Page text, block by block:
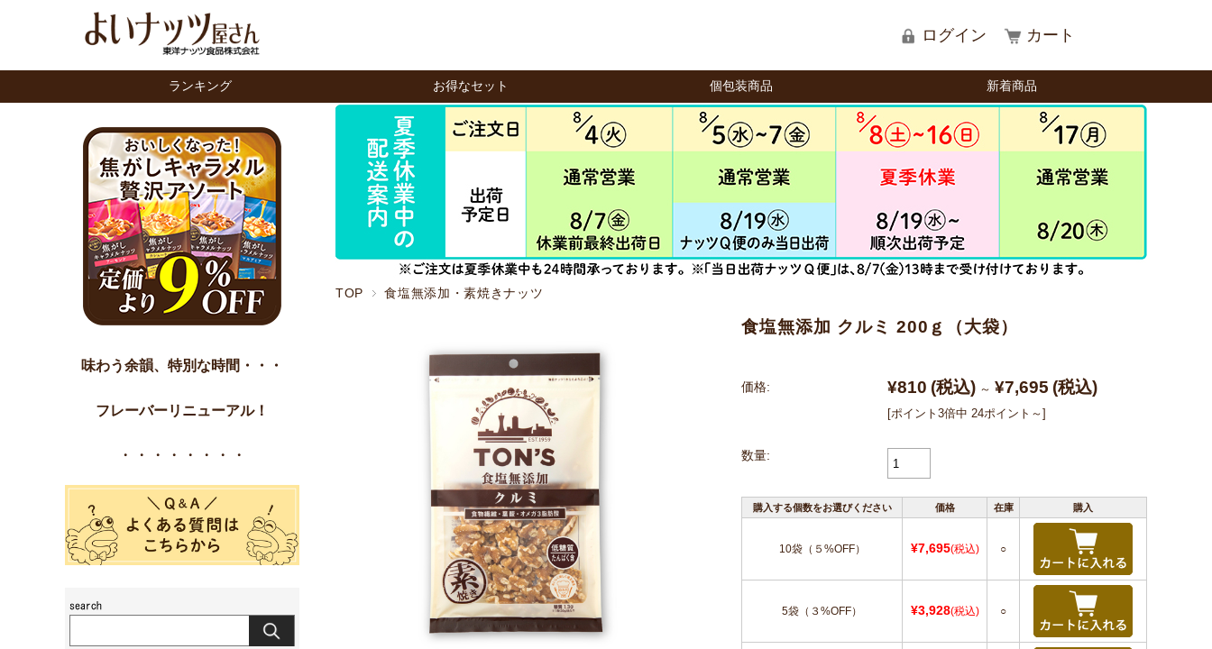
ログイン カート
ランキング お得なセット 個包装商品 新着商品
TOP 食塩無添加・素焼きナッツ
食塩無添加 クルミ 200ｇ（大袋）
価格: ¥810 (税込) ～ ¥7,695 (税込)
[ポイント3倍中 24ポイント～]
数量:
購入する個数をお選びください 価格 在庫 購入
10袋（５%OFF） ¥7,695(税込) ○
5袋（３%OFF） ¥3,928(税込) ○
味わう余韻、特別な時間・・・
フレーバーリニューアル！
・・・・・・・・